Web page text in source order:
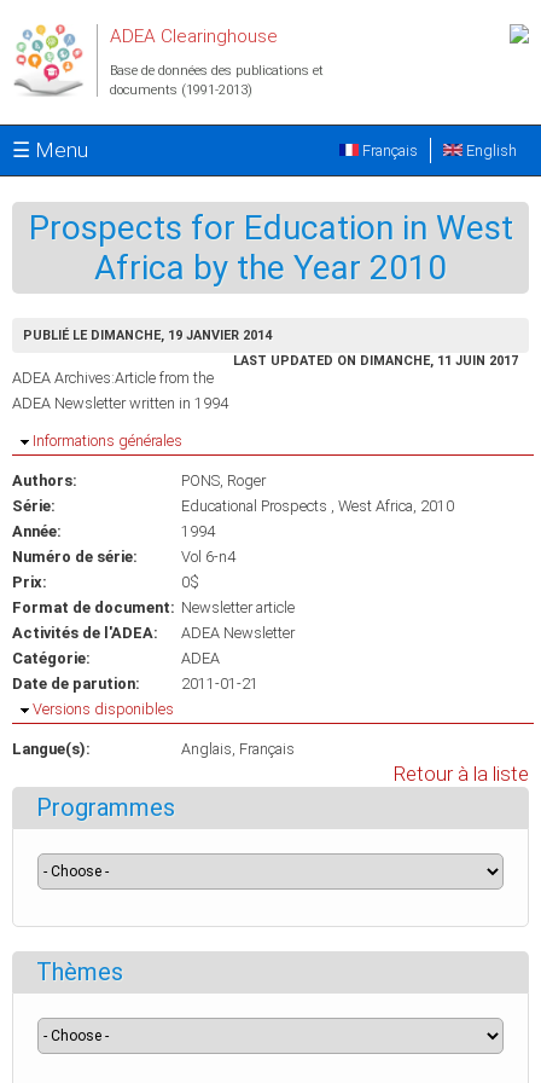
ADEA Clearinghouse
Base de données des publications et
documents (1991-2013)
☰ Menu English
Français
Prospects for Education in West
Africa by the Year 2010
PUBLIÉ LE DIMANCHE, 19 JANVIER 2014
LAST UPDATED ON DIMANCHE, 11 JUIN 2017
ADEA Archives:Article from the
ADEA Newsletter written in 1994
Masquer
Informations générales
Authors:
PONS, Roger
Série:
Educational Prospects , West Africa, 2010
Année:
1994
Numéro de série:
Vol 6-n4
Prix:
0$
Format de document: Newsletter article
Activités de l'ADEA:
ADEA Newsletter
Catégorie:
ADEA
Date de parution:
2011-01-21
Masquer
Versions disponibles
Langue(s): Anglais Français
Retour à la liste
Programmes
Thèmes